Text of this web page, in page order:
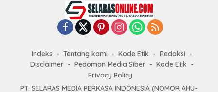
Indeks Tentang kami Kode Etik
Redaksi
Disclaimer
Pedoman Media Siber
Kode Etik
Privacy Policy
PT. SELARAS MEDIA PERKASA INDONESIA (NOMOR AHU-